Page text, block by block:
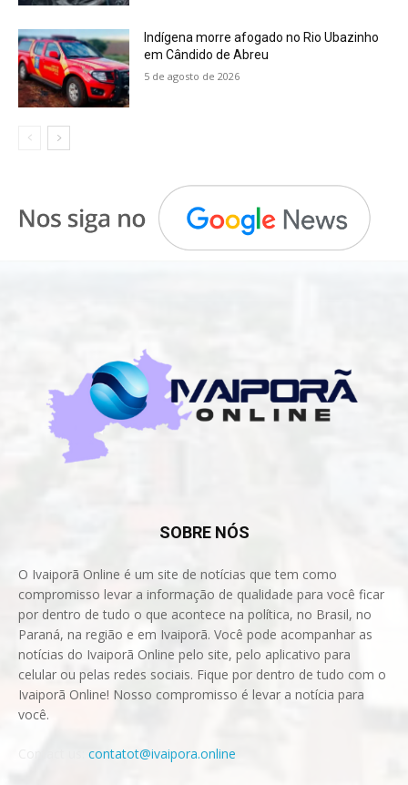
Indígena morre afogado no Rio Ubazinho
em Cândido de Abreu
5 de agosto de 2026
SOBRE NÓS
O Ivaiporã Online é um site de notícias que tem como
compromisso levar a informação de qualidade para você ficar
por dentro de tudo o que acontece na política, no Brasil, no
Paraná, na região e em Ivaiporã. Você pode acompanhar as
notícias do Ivaiporã Online pelo site, pelo aplicativo para
celular ou pelas redes sociais. Fique por dentro de tudo com o
Ivaiporã Online! Nosso compromisso é levar a notícia para
você.
contatot@ivaipora.online